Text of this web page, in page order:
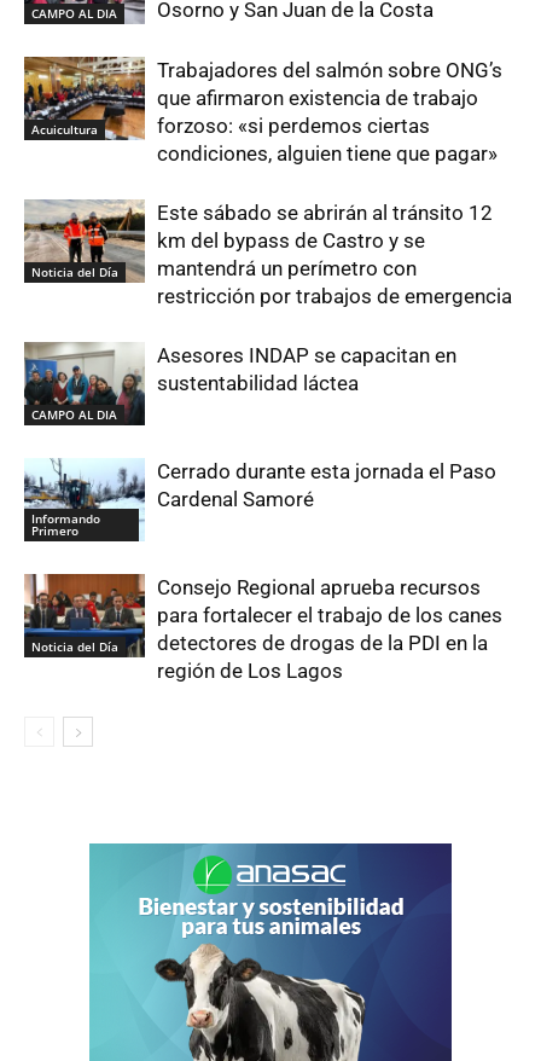
CAMPO AL DIA Osorno y San Juan de la Costa
Acuicultura
Trabajadores del salmón sobre ONG’s
que afirmaron existencia de trabajo
forzoso: «si perdemos ciertas
condiciones, alguien tiene que pagar»
Noticia del Día
Este sábado se abrirán al tránsito 12
km del bypass de Castro y se
mantendrá un perímetro con
restricción por trabajos de emergencia
CAMPO AL DIA
Asesores INDAP se capacitan en
sustentabilidad láctea
Informando
Primero
Cerrado durante esta jornada el Paso
Cardenal Samoré
Noticia del Día
Consejo Regional aprueba recursos
para fortalecer el trabajo de los canes
detectores de drogas de la PDI en la
región de Los Lagos